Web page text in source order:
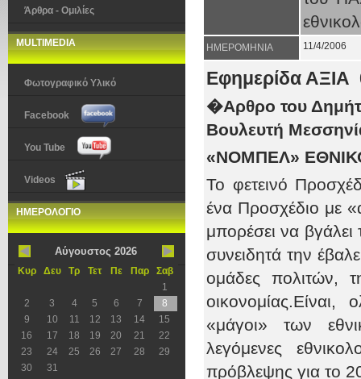
Άρθρα - Ομιλίες
MULTIMEDIA
Φωτογραφικό Υλικό
Facebook
You Tube
Videos
ΗΜΕΡΟΛΟΓΙΟ
Αύγουστος 2026
Κυρ Δευ Τρ Τετ Πε Παρ
Σαβ
1
2
3 4 5 6 7
8
9
10 11 12 13 14
15
16
17 18 19 20 21
22
23
24 25 26 27 28
29
30
31
ΗΜΕΡΟΜΗΝΙΑ 11/4/2006
Εφημερίδα ΑΞΙΑ
�Αρθρο του
Βουλευτή
«ΝΟΜΠΕΛ»
Το φετεινό
ένα Προσχέδιο με
μπορέσει να
συνειδητά την
ομάδες πολιτών,
«μάγοι» των
λεγόμενες
πρόβλεψης για το